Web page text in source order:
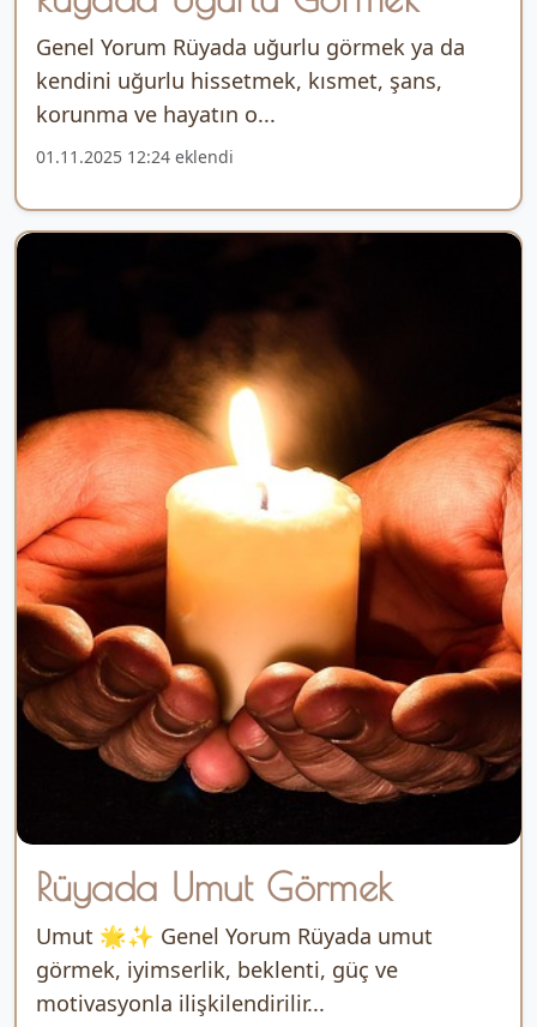
Genel Yorum Rüyada uğurlu görmek ya da
kendini uğurlu hissetmek, kısmet, şans,
korunma ve hayatın o...
01.11.2025 12:24 eklendi
Rüyada Umut Görmek
Umut 🌟✨ Genel Yorum Rüyada umut
görmek, iyimserlik, beklenti, güç ve
motivasyonla ilişkilendirilir...